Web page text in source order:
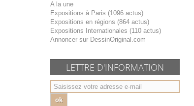
A la une
Expositions à Paris (1096 actus)
Expositions en régions (864 actus)
Expositions Internationales (110 actus)
Annoncer sur DessinOriginal.com
LETTRE D'INFORMATION
ok